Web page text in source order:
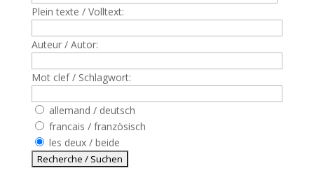
Plein texte / Volltext:
Auteur / Autor:
Mot clef / Schlagwort:
allemand / deutsch
francais / französisch
les deux / beide